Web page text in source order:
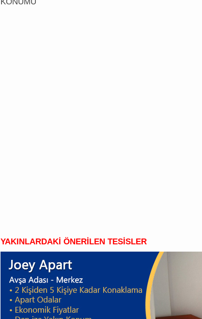
YAKINLARDAKİ ÖNERİLEN TESİSLER